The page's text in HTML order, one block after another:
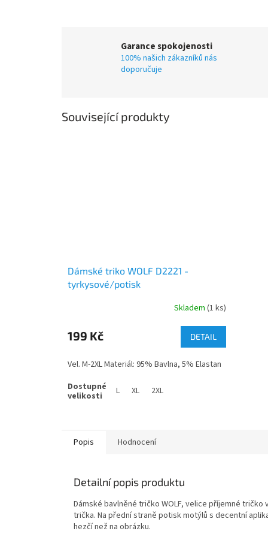
Garance spokojenosti
100% našich zákazníků nás
doporučuje
Související produkty
Dámské triko WOLF D2221 -
tyrkysové/potisk
Skladem (1 ks)
199 Kč DETAIL
Vel. M-2XL Materiál: 95% Bavlna, 5% Elastan
L XL 2XL
Popis Hodnocení
Detailní popis produktu
Dámské bavlněné tričko WOLF, velice příjemné
trička. Na přední straně potisk motýlů s decentní
hezčí než na obrázku.